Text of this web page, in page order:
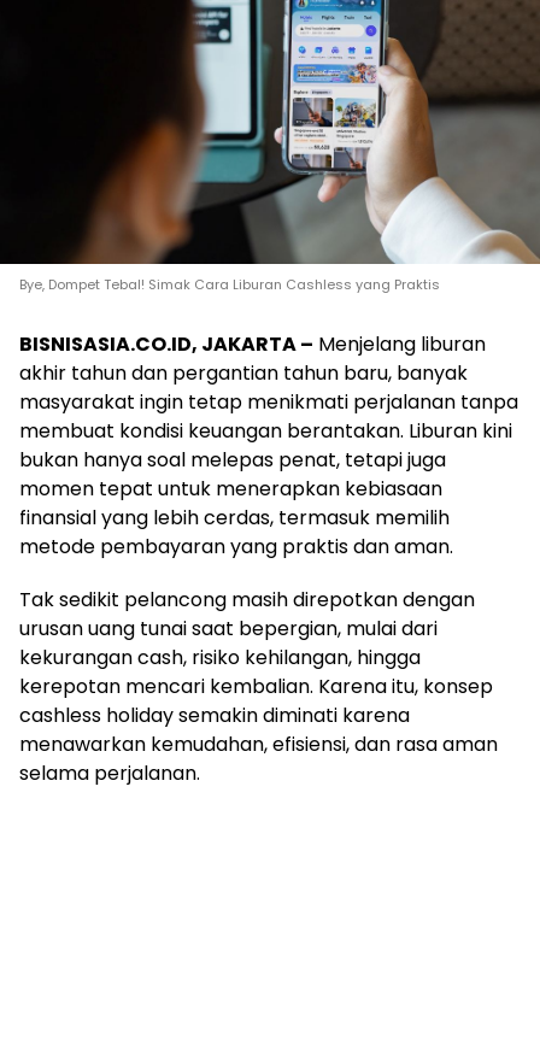
Bye, Dompet Tebal! Simak Cara Liburan Cashless yang Praktis
BISNISASIA.CO.ID, JAKARTA – Menjelang liburan
akhir tahun dan pergantian tahun baru, banyak
masyarakat ingin tetap menikmati perjalanan tanpa
membuat kondisi keuangan berantakan. Liburan kini
bukan hanya soal melepas penat, tetapi juga
momen tepat untuk menerapkan kebiasaan
finansial yang lebih cerdas, termasuk memilih
metode pembayaran yang praktis dan aman.
Tak sedikit pelancong masih direpotkan dengan
urusan uang tunai saat bepergian, mulai dari
kekurangan cash, risiko kehilangan, hingga
kerepotan mencari kembalian. Karena itu, konsep
cashless holiday semakin diminati karena
menawarkan kemudahan, efisiensi, dan rasa aman
selama perjalanan.